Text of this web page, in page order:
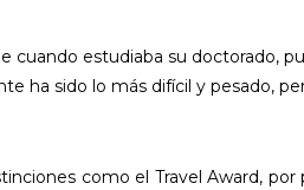
cuando estudiaba su doctorado,
ha sido lo más difícil y pesado,
como el Travel Award,